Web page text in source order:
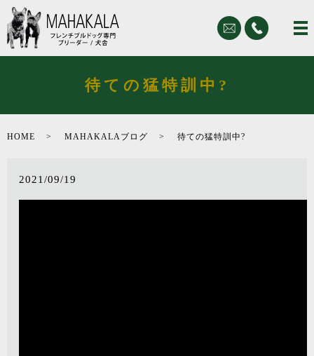
待ての猛特訓中?
HOME MAHAKALAブログ 待ての猛特訓中?
2021/09/19